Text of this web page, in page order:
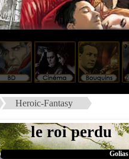
Heroic-Fantasy
le roi perdu
Golias